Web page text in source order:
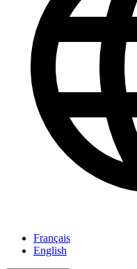
Français
English